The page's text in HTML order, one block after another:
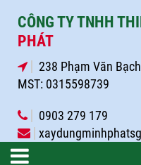
CÔNG TY TNHH
PHÁT
238 Phạm Văn
MST: 0315598739
0903 279 179